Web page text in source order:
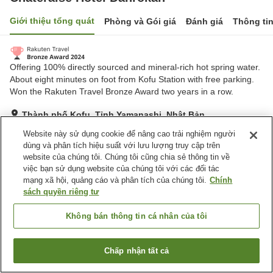
Giới thiệu tổng quát Phòng và Gói giá Đánh giá Thông
Offering 100% directly sourced and mineral-rich hot spring water.
About eight minutes on foot from Kofu Station with free parking.
Won the Rakuten Travel Bronze Award two years in a row.
Thành phố Kofu, Tỉnh Yamanashi, Nhật Bản
Rất tốt Đánh giá:2,161lượt
Tiện nghi chỗ nghỉ
Phòng ăn riêng
Tìm phòng trống
Website này sử dụng cookie để nâng cao trải nghiệm người
dùng và phân tích hiệu suất với lưu lượng truy cập trên
website của chúng tôi. Chúng tôi cũng chia sẻ thông tin về
việc bạn sử dụng website của chúng tôi với các đối tác
mạng xã hội, quảng cáo và phân tích của chúng tôi. Chính
sách quyền riêng tư
Không bán thông tin cá nhân của tôi
Chấp nhận tất cả